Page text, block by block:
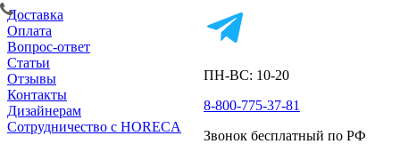
Доставка
Оплата
Вопрос-ответ
Статьи
Отзывы
Контакты
Дизайнерам
Сотрудничество с HORECA
ПН-ВС: 10-20
8-800-775-37-81
Звонок бесплатный по РФ